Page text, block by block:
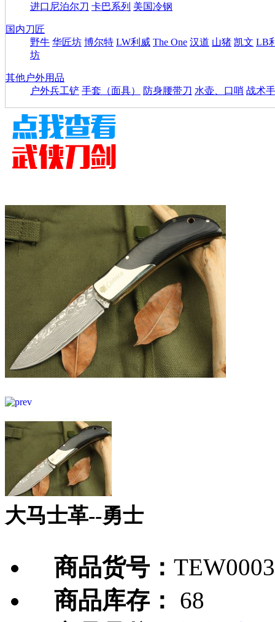
进口尼泊尔刀 卡巴系列 美国冷钢
国内刀匠
野牛 华匠坊 博尔特 LW利威 The One 汉道 山猪 凯文 LB
坊
其他户外用品
户外兵工铲 手套（面具） 防身腰带刀 水壶、口哨 战术
大马士革--勇士
商品货号：
商品库存：
68